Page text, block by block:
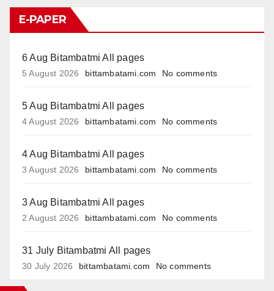
E-PAPER
6 Aug Bitambatmi All pages
5 August 2026 bittambatami.com No comments
5 Aug Bitambatmi All pages
4 August 2026 bittambatami.com No comments
4 Aug Bitambatmi All pages
3 August 2026 bittambatami.com No comments
3 Aug Bitambatmi All pages
2 August 2026 bittambatami.com No comments
31 July Bitambatmi All pages
30 July 2026 bittambatami.com No comments